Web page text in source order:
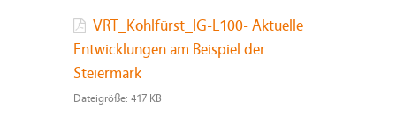
VRT_Kohlfürst_IG-L100- Aktuelle
Entwicklungen am Beispiel der
Steiermark
Dateigröße: 417 KB